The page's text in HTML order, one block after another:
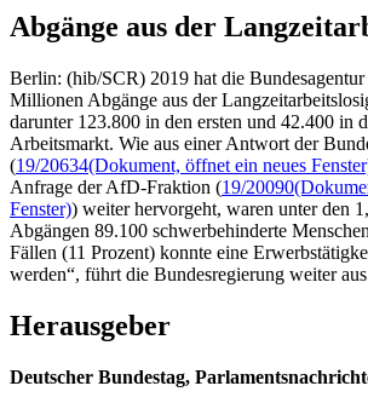
Abgänge aus der
Berlin: (hib/SCR) 2019 hat die
Millionen Abgänge aus der
darunter 123.800 in den ersten und 42.400 in
Arbeitsmarkt. Wie aus einer Antwort der
(19/20634(Dokument, öffnet ein neues
Anfrage der AfD-Fraktion (19/20090
Fenster)) weiter hervorgeht, waren unter den
Abgängen 89.100 schwerbehinderte
Fällen (11 Prozent) konnte eine
werden“, führt die Bundesregierung weiter
Herausgeber
Deutscher Bundestag,